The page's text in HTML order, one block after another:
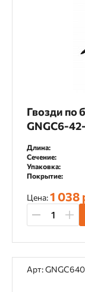
Гвозди по
GNGC6-
Длина:
Сечение:
Упаковка:
Покрытие:
Цена:1 038
Арт: